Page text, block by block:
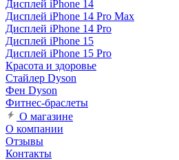
Дисплей iPhone 14
Дисплей iPhone 14 Pro Max
Дисплей iPhone 14 Pro
Дисплей iPhone 15
Дисплей iPhone 15 Pro
Красота и здоровье
Стайлер Dyson
Фен Dyson
Фитнес-браслеты
О магазине
О компании
Отзывы
Контакты